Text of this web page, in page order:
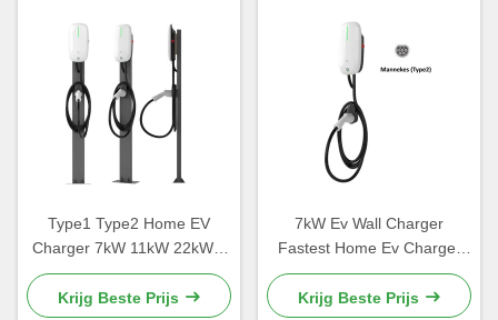
Type1 Type2 Home EV
Charger 7kW 11kW 22kW 1
Fase 3 Fase Voor elektrisch
voertuig
Krijg Beste Prijs
7kW Ev Wall Charger
Fastest Home Ev Charger
OEM ODM ABS+PC
Behuizing Type2 Connector
Krijg Beste Prijs